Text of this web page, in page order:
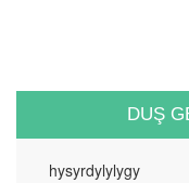
DUŞ
hysyrdylylygy